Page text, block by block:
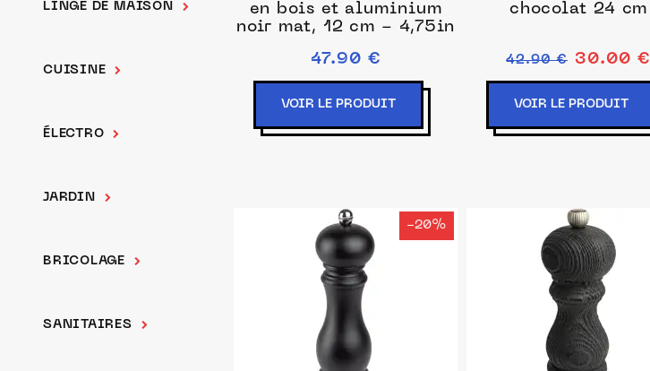
LINGE DE MAISON
CUISINE
ÉLECTRO
JARDIN
BRICOLAGE
SANITAIRES
en bois et aluminium
noir mat, 12 cm - 4,75in
47.90 €
VOIR LE PRODUIT
chocolat 24 cm
42.90 € 30.00 €
VOIR LE PRODUIT
-20%